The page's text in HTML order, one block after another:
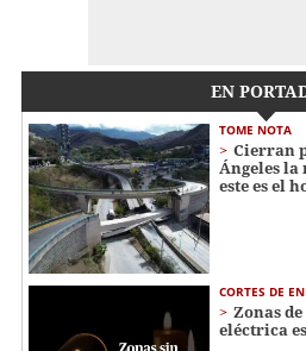
EN
TOME NOTA
Cierran
Ángeles la
este es el
CORTES DE
Zonas
eléctrica